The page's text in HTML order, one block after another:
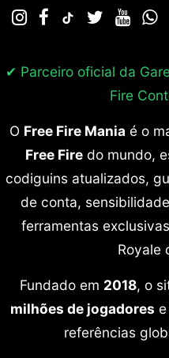
✔ Parceiro oficial da
Fire
O Free Fire Mania é o
Free Firedo mundo,
codiguins atualizados,
de conta,
ferramentas
Royale
Fundado em 2018, o
milhões de jogadores
referências